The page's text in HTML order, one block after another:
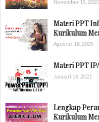
November 15, 2020
Materi PPT
Kurikulum
Agustus 18, 2025
Materi PPT
Januari 18, 2021
Lengkap
Kurikulum